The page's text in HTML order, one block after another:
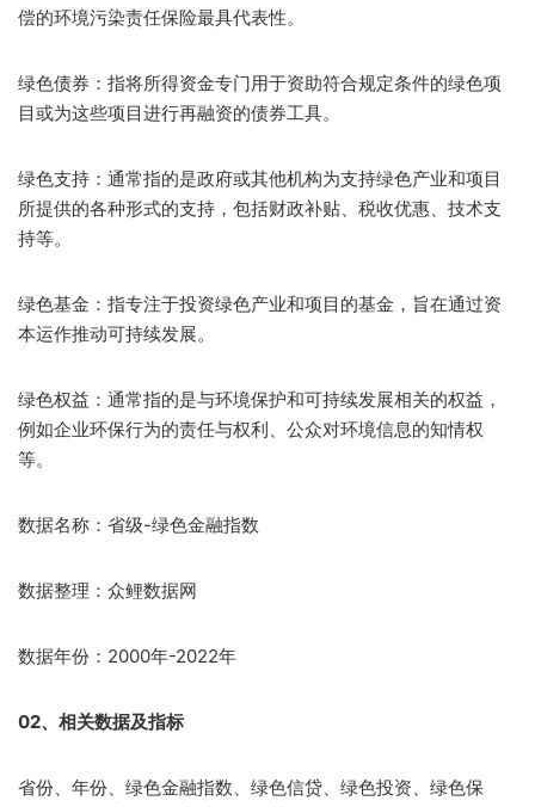
偿的环境污染责任保险最具代表性。
绿色债券：指将所得资金专门用于资助符合规定条件的绿色项
目或为这些项目进行再融资的债券工具。
绿色支持：通常指的是政府或其他机构为支持绿色产业和项目
所提供的各种形式的支持，包括财政补贴、税收优惠、技术支
持等。
绿色基金：指专注于投资绿色产业和项目的基金，旨在通过资
本运作推动可持续发展。
绿色权益：通常指的是与环境保护和可持续发展相关的权益，
例如企业环保行为的责任与权利、公众对环境信息的知情权
等。
数据名称：省级-绿色金融指数
数据整理：众鲤数据网
数据年份：2000年-2022年
02、相关数据及指标
省份、年份、绿色金融指数、绿色信贷、绿色投资、绿色保